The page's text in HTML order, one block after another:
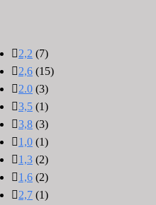
2,2 (7)
2,6 (15)
2.0 (3)
3,5 (1)
3,8 (3)
1,0 (1)
1,3 (2)
1,6 (2)
2,7 (1)